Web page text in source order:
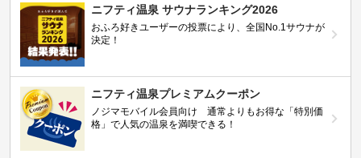
ニフティ温泉 サウナランキング2026
おふろ好きユーザーの投票により、全国No.1サウナが
決定！
ニフティ温泉プレミアムクーポン
ノジマモバイル会員向け 通常よりもお得な「特別価
格」で人気の温泉を満喫できる！